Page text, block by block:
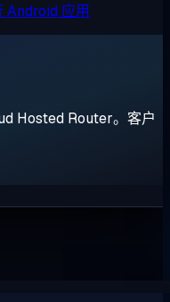
Android 应用
Hosted Router。客户